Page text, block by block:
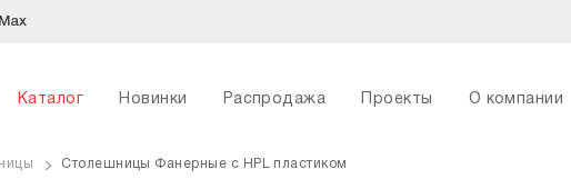
Max
Каталог Новинки Распродажа Проекты О компании
Столешницы Фанерные с HPL пластиком